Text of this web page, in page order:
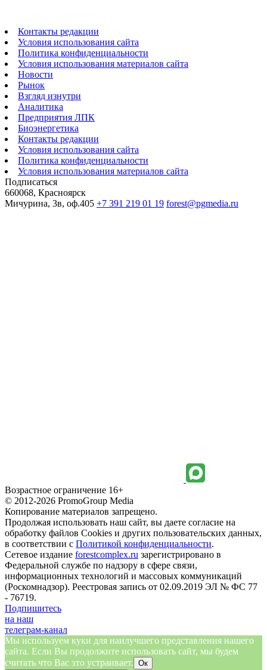
Контакты редакции
Условия использования сайта
Политика конфиденциальности
Условия использования материалов сайта
Новости
Рынок
Взгляд изнутри
Аналитика
Предприятия ЛПК
Биоэнергетика
Контакты редакции
Условия использования сайта
Политика конфиденциальности
Условия использования материалов сайта
Подписаться
660068, Красноярск
Мичурина, 3в, оф.405 +7 391 219 01 19 forest@pgmedia.ru
Возрастное ограничение 16+
© 2012-2026 PromoGroup Media
Копирование материалов запрещено.
Продолжая использовать наш сайт, вы даете согласие на
обработку файлов Cookies и других пользовательских данных,
в соответствии с Политикой конфиденциальности.
Сетевое издание forestcomplex.ru зарегистрировано в
Федеральной службе по надзору в сфере связи,
информационных технологий и массовых коммуникаций
(Роскомнадзор). Реестровая запись от 02.09.2019 ЭЛ № ФС 77
- 76719.
Подпишитесь
на наш
телеграм-канал
Мы используем куки для наилучшего представления нашего
сайта. Если Вы продолжите использовать сайт, мы будем
считать что Вас это устраивает. Ок